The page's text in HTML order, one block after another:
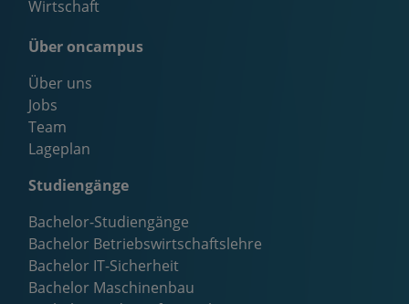
Wirtschaft
Über oncampus
Über uns
Jobs
Team
Lageplan
Studiengänge
Bachelor-Studiengänge
Bachelor Betriebswirtschaftslehre
Bachelor IT-Sicherheit
Bachelor Maschinenbau